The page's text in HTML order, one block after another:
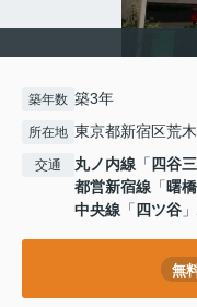
築年数 築3年
所在地 東京都新宿区荒
交通 丸ノ内線 「 四谷
都営新宿線 「曙橋
中央線 「 四ツ谷
無